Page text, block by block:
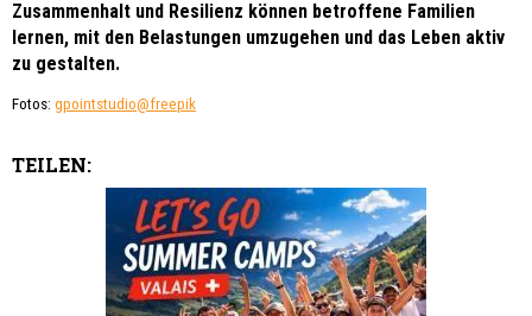
Zusammenhalt und Resilienz können betroffene Familien
lernen, mit den Belastungen umzugehen und das Leben aktiv
zu gestalten.
Fotos: gpointstudio@freepik
TEILEN: